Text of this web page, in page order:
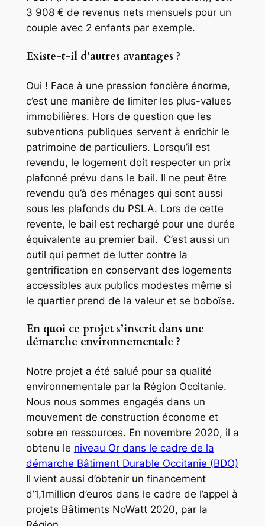
3 908 € de revenus nets mensuels pour un
couple avec 2 enfants par exemple.
Existe-t-il d’autres avantages ?
Oui ! Face à une pression foncière énorme,
c’est une manière de limiter les plus-values
immobilières. Hors de question que les
subventions publiques servent à enrichir le
patrimoine de particuliers. Lorsqu’il est
revendu, le logement doit respecter un prix
plafonné prévu dans le bail. Il ne peut être
revendu qu’à des ménages qui sont aussi
sous les plafonds du PSLA. Lors de cette
revente, le bail est rechargé pour une durée
équivalente au premier bail. C’est aussi un
outil qui permet de lutter contre la
gentrification en conservant des logements
accessibles aux publics modestes même si
le quartier prend de la valeur et se boboïse.
En quoi ce projet s’inscrit dans une
démarche environnementale ?
Notre projet a été salué pour sa qualité
environnementale par la Région Occitanie.
Nous nous sommes engagés dans un
mouvement de construction économe et
sobre en ressources. En novembre 2020, il a
obtenu le niveau Or dans le cadre de la
démarche Bâtiment Durable Occitanie (BDO)
Il vient aussi d’obtenir un financement
d’1,1million d’euros dans le cadre de l’appel à
projets Bâtiments NoWatt 2020, par la